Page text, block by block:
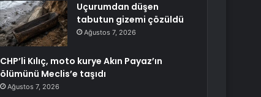
Uçurumdan düşen
tabutun gizemi çözüldü
Ağustos 7, 2026
CHP’li Kılıç, moto kurye Akın Payaz’ın
ölümünü Meclis’e taşıdı
Ağustos 7, 2026